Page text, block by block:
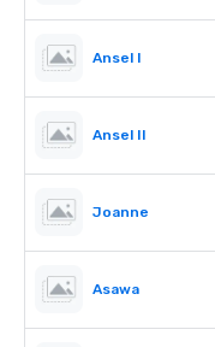
Ansel I
Ansel II
Joanne
Asawa